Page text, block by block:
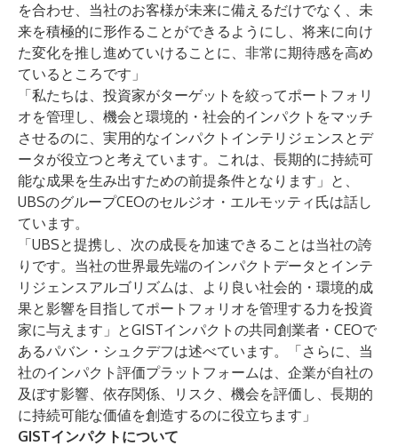
を合わせ、当社のお客様が未来に備えるだけでなく、未
来を積極的に形作ることができるようにし、将来に向け
た変化を推し進めていけることに、非常に期待感を高め
ているところです」
「私たちは、投資家がターゲットを絞ってポートフォリ
オを管理し、機会と環境的・社会的インパクトをマッチ
させるのに、実用的なインパクトインテリジェンスとデ
ータが役立つと考えています。これは、長期的に持続可
能な成果を生み出すための前提条件となります」と、
UBSのグループCEOのセルジオ・エルモッティ氏は話し
ています。
「UBSと提携し、次の成長を加速できることは当社の誇
りです。当社の世界最先端のインパクトデータとインテ
リジェンスアルゴリズムは、より良い社会的・環境的成
果と影響を目指してポートフォリオを管理する力を投資
家に与えます」とGISTインパクトの共同創業者・CEOで
あるパバン・シュクデフは述べています。「さらに、当
社のインパクト評価プラットフォームは、企業が自社の
及ぼす影響、依存関係、リスク、機会を評価し、長期的
に持続可能な価値を創造するのに役立ちます」
GISTインパクトについて